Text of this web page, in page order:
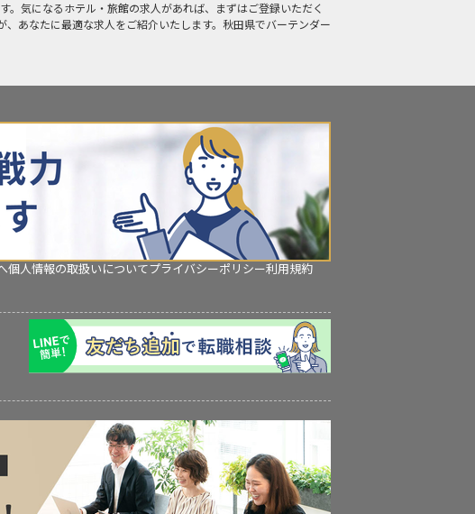
。気になるホテル・旅館の求人があれば、まずはご登録いただく
あなたに最適な求人をご紹介いたします。秋田県でバーテンダー
個人情報の取扱いについてプライバシーポリシー利用規約